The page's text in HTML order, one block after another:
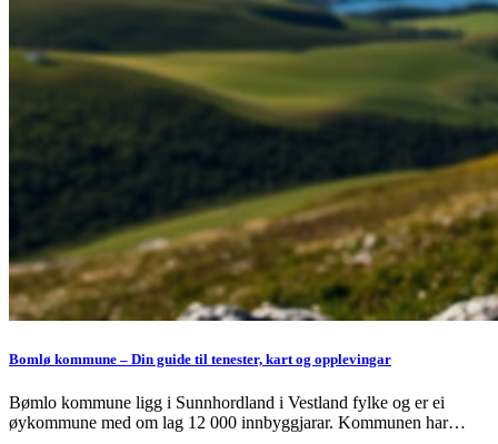
Bomlø kommune – Din guide til tenester, kart og opplevingar
Bømlo kommune ligg i Sunnhordland i Vestland fylke og er ei
øykommune med om lag 12 000 innbyggjarar. Kommunen har…